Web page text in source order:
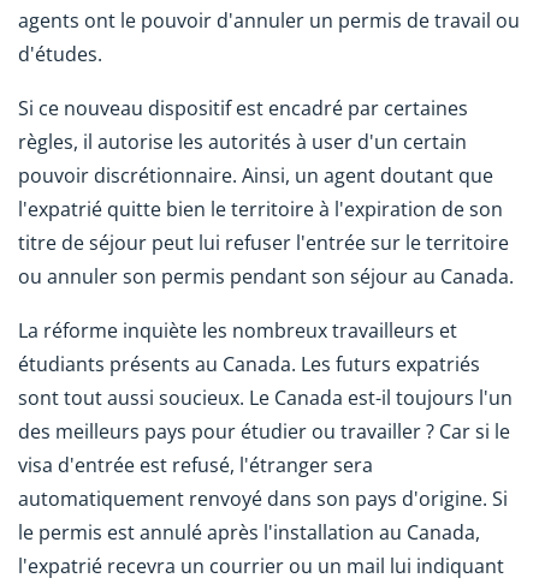
agents ont le pouvoir d'annuler un permis de travail ou
d'études.
Si ce nouveau dispositif est encadré par certaines
règles, il autorise les autorités à user d'un certain
pouvoir discrétionnaire. Ainsi, un agent doutant que
l'expatrié quitte bien le territoire à l'expiration de son
titre de séjour peut lui refuser l'entrée sur le territoire
ou annuler son permis pendant son séjour au Canada.
La réforme inquiète les nombreux travailleurs et
étudiants présents au Canada. Les futurs expatriés
sont tout aussi soucieux. Le Canada est-il toujours l'un
des meilleurs pays pour étudier ou travailler ? Car si le
visa d'entrée est refusé, l'étranger sera
automatiquement renvoyé dans son pays d'origine. Si
le permis est annulé après l'installation au Canada,
l'expatrié recevra un courrier ou un mail lui indiquant